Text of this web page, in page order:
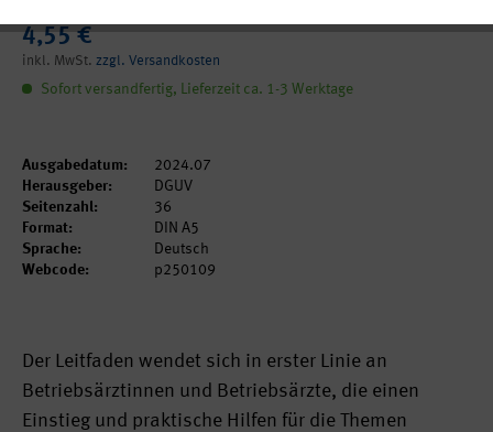
4,55 €
inkl. MwSt. zzgl. Versandkosten
Sofort versandfertig, Lieferzeit ca. 1-3 Werktage
Ausgabedatum:
2024.07
Herausgeber:
DGUV
Seitenzahl:
36
Format:
DIN A5
Sprache:
Deutsch
Webcode:
p250109
Der Leitfaden wendet sich in erster Linie an
Betriebsärztinnen und Betriebsärzte, die einen
Einstieg und praktische Hilfen für die Themen